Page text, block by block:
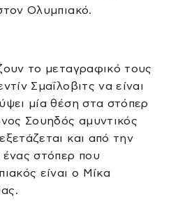
Ολυμπιακό.
το μεταγραφικό τους
Σμαΐλοβιτς να είναι
μία θέση στα στόπερ
Σουηδός αμυντικός
και από την
στόπερ που
είναι ο Μίκα